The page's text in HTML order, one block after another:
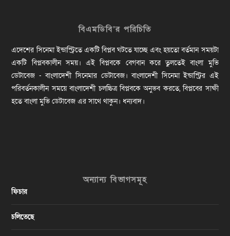
বিএমডিবি’র পরিচিতি
এদেশের সিনেমা ইন্ডাস্ট্রিতে একটি বিপ্লব ঘটতে যাচ্ছে এবং হয়তো বর্তমান সময়টা
একটি বিপ্লবকালীন সময়। এই বিপ্লবকে বেগবান করে তুলতেই বাংলা মুভি
ডেটাবেজ - বাংলাদেশী সিনেমার ডেটাবেজ। বাংলাদেশী সিনেমা ইন্ডাস্ট্রির এই
পরিবর্তনকালীন সময়ে বাংলাদেশী চলচ্চিত্র বিপ্লবকে অনুভব করতে, বিপ্লবের সাক্ষী
হতে বাংলা মুভি ডেটাবেজ এর সাথে থাকুন। ধন্যবাদ।
অন্যান্য বিভাগসমূহ
ফিচার
চলিতেছে